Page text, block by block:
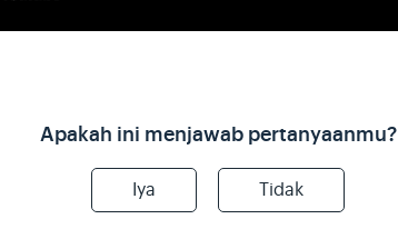
Apakah ini menjawab pertanyaanmu?
Iya Tidak